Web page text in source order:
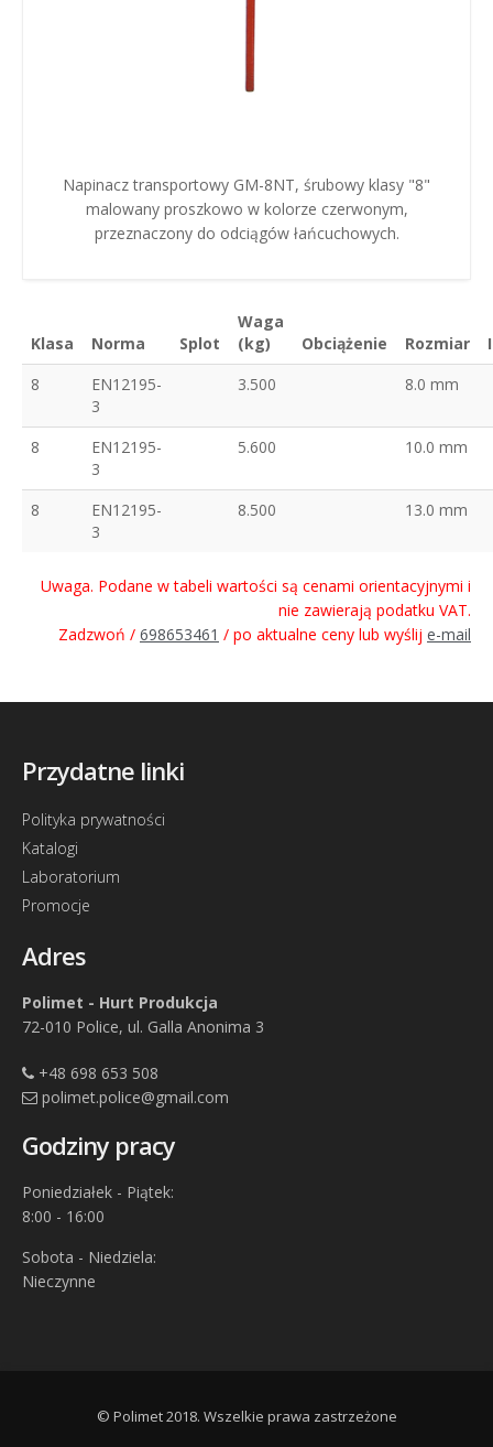
Napinacz transportowy GM-8NT, śrubowy klasy "8"
malowany proszkowo w kolorze czerwonym,
przeznaczony do odciągów łańcuchowych.
Klasa Norma Splot
Waga
(kg)
Obciążenie Rozmiar
8
EN12195-
3
3.500 8.0 mm
8
EN12195-
3
5.600 10.0 mm
8
EN12195-
3
8.500 13.0 mm
Uwaga. Podane w tabeli wartości są cenami orientacyjnymi i
nie zawierają podatku VAT.
Zadzwoń / 698653461 / po aktualne ceny lub wyślij e-mail
Przydatne linki
Polityka prywatności
Katalogi
Laboratorium
Promocje
Adres
Polimet - Hurt Produkcja
72-010 Police, ul. Galla Anonima 3
+48 698 653 508
polimet.police@gmail.com
Godziny pracy
Poniedziałek - Piątek:
8:00 - 16:00
Sobota - Niedziela:
Nieczynne
© Polimet 2018. Wszelkie prawa zastrzeżone